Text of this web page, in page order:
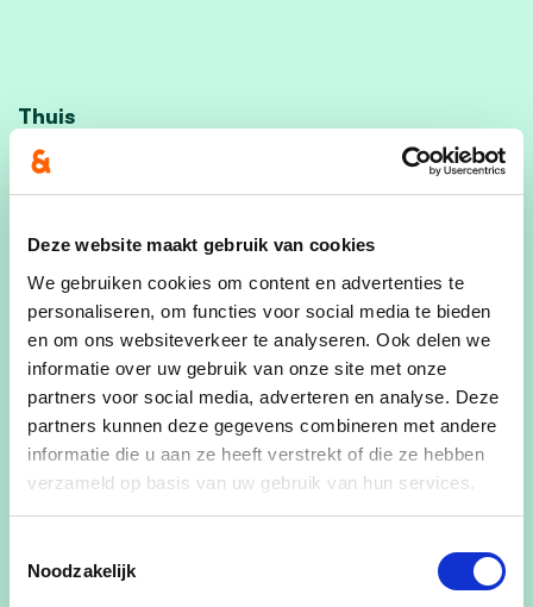
Deze website maakt gebruik van cookies
We gebruiken cookies om content en advertenties te
personaliseren, om functies voor social media te bieden
en om ons websiteverkeer te analyseren. Ook delen we
informatie over uw gebruik van onze site met onze
partners voor social media, adverteren en analyse. Deze
partners kunnen deze gegevens combineren met andere
informatie die u aan ze heeft verstrekt of die ze hebben
verzameld op basis van uw gebruik van hun services.
Noodzakelijk
Thuis
Getrouwd met Isabel Meirsman en fiere papa van
Jutta (9) en Ides (7)
Studeerde politieke wetenschappen en economie
Afdelingscoach cd&v-nationaal
Schepen
Verenigingen, hobby’s en interesses
Loopt regelmatig een toertje, kookt graag en is
Anderlecht- en Radioheadfan.
Vrijwilliger bij Zorgnetwerk Trento, oud-